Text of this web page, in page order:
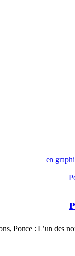
en
Ponce : L’un des